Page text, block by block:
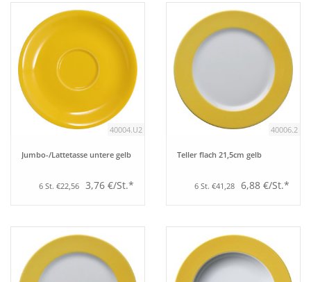
40004.U2
Jumbo-/Lattetasse untere gelb
6 St. €22,56 3,76 €/St.*
40006.2
Teller flach 21,5cm gelb
6 St. €41,28 6,88 €/St.*